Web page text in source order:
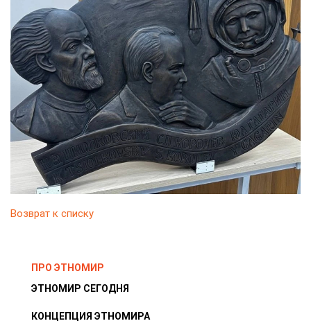
Возврат к списку
ПРО ЭТНОМИР
ЭТНОМИР СЕГОДНЯ
КОНЦЕПЦИЯ ЭТНОМИРА